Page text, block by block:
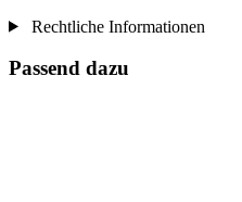
Rechtliche Informationen
Passend dazu